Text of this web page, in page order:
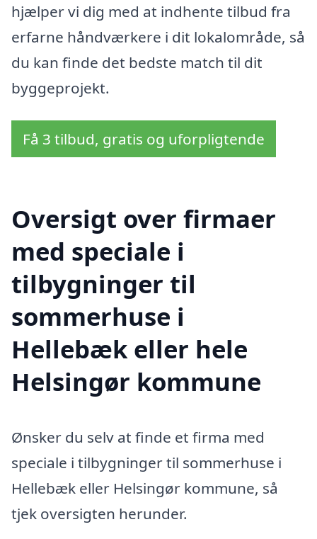
hjælper vi dig med at indhente tilbud fra
erfarne håndværkere i dit lokalområde, så
du kan finde det bedste match til dit
byggeprojekt.
Få 3 tilbud, gratis og uforpligtende
Oversigt over firmaer
med speciale i
tilbygninger til
sommerhuse i
Hellebæk eller hele
Helsingør kommune
Ønsker du selv at finde et firma med
speciale i tilbygninger til sommerhuse i
Hellebæk eller Helsingør kommune, så
tjek oversigten herunder.